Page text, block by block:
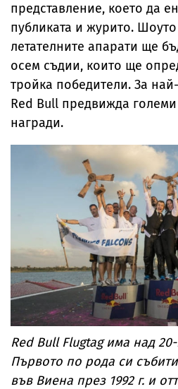
представление, което да
публиката и журито.
летателните апарати ще
осем съдии, които ще
тройка победители. За
Red Bull предвижда големи
награди.
Red Bull Flugtag има над
Първото по рода си
във Виена през 1992 г. и